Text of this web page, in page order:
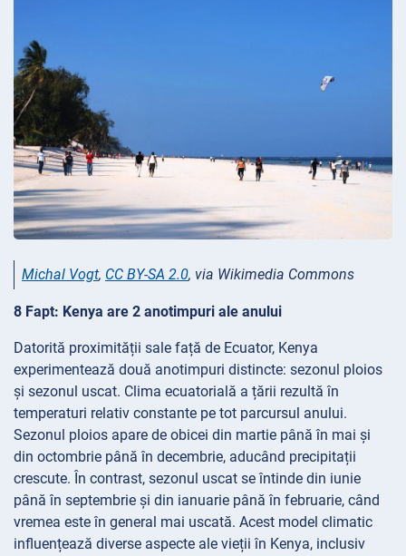
Michal Vogt, CC BY-SA 2.0, via Wikimedia Commons
8 Fapt: Kenya are 2 anotimpuri ale anului
Datorită proximității sale față de Ecuator, Kenya
experimentează două anotimpuri distincte: sezonul ploios
și sezonul uscat. Clima ecuatorială a țării rezultă în
temperaturi relativ constante pe tot parcursul anului.
Sezonul ploios apare de obicei din martie până în mai și
din octombrie până în decembrie, aducând precipitații
crescute. În contrast, sezonul uscat se întinde din iunie
până în septembrie și din ianuarie până în februarie, când
vremea este în general mai uscată. Acest model climatic
influențează diverse aspecte ale vieții în Kenya, inclusiv